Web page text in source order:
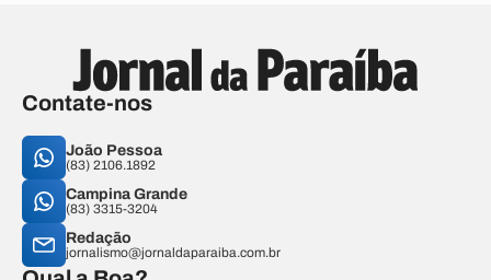
Contate-nos
João Pessoa
(83) 2106.1892
Campina Grande
(83) 3315-3204
Redação
jornalismo@jornaldaparaiba.com.br